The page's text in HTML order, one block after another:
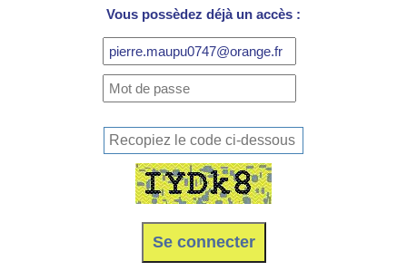
Vous possèdez déjà un accès :